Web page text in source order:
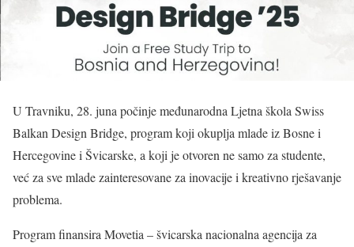
U Travniku, 28. juna počinje međunarodna Ljetna škola Swiss
Balkan Design Bridge, program koji okuplja mlade iz Bosne i
Hercegovine i Švicarske, a koji je otvoren ne samo za studente,
već za sve mlade zainteresovane za inovacije i kreativno rješavanje
problema.
Program finansira Movetia – švicarska nacionalna agencija za